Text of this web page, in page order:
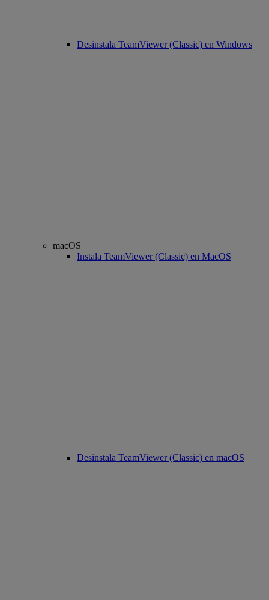
Desinstala TeamViewer (Classic) en Windows
macOS
Instala TeamViewer (Classic) en MacOS
Desinstala TeamViewer (Classic) en macOS